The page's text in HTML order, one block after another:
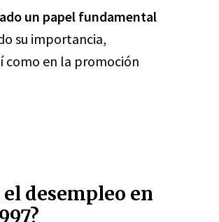
un papel fundamental
su importancia,
como en la promoción
desempleo en